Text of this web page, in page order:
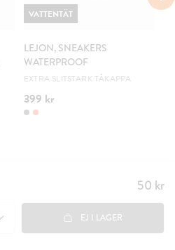
LEJON, SNEAKERS
WATERPROOF
EXTRA SLITSTARK TÅKAPPA
399 kr
VATTENTÄT
Pris:
50 kr
50 kr
EJ I LAGER